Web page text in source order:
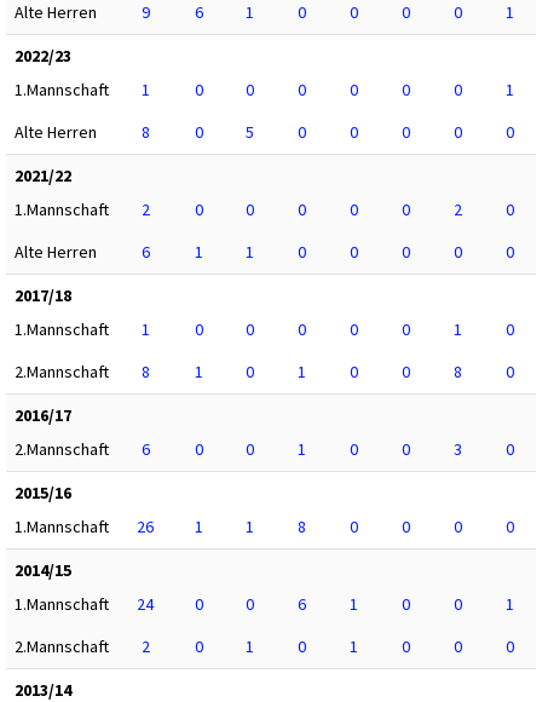
Alte Herren
9 6 1 0 0 0 0
1
2022/23
1.Mannschaft
1 0 0 0 0 0 0
1
Alte Herren
8 0 5 0 0 0 0
0
2021/22
1.Mannschaft
2 0 0 0 0 0 2
0
Alte Herren
6 1 1 0 0 0 0
0
2017/18
1.Mannschaft
1 0 0 0 0 0 1
0
2.Mannschaft
8 1 0 1 0 0 8
0
2016/17
2.Mannschaft
6 0 0 1 0 0 3
0
2015/16
1.Mannschaft
26 1 1 8 0 0 0
0
2014/15
1.Mannschaft
24 0 0 6 1 0 0
1
2.Mannschaft
2 0 1 0 1 0 0
0
2013/14